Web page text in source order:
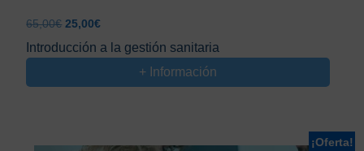
65,00€ El
precio
original
65,00€.
25,00€El
actual
25,00€.
Introducción a la gestión sanitaria
+ Información
¡Oferta!